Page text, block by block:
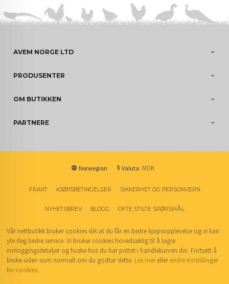
AVEM NORGE LTD
PRODUSENTER
OM BUTIKKEN
PARTNERE
Norwegian Valuta: NOK
FRAKT KJØPSBETINGELSER SIKKERHET OG PERSONVERN
NYHETSBREV BLOGG OFTE STILTE SPØRSMÅL
Vår nettbutikk bruker cookies slik at du får en bedre kjøpsopplevelse og vi kan
yte deg bedre service. Vi bruker cookies hovedsaklig til å lagre
innloggingsdetaljer og huske hva du har puttet i handlekurven din. Fortsett å
bruke siden som normalt om du godtar dette. Les merellerendre innstillinger
for cookies.